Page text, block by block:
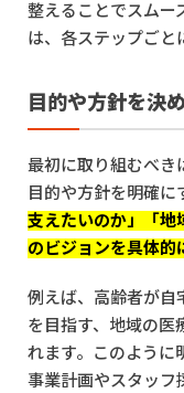
整えることでスムー
は、各ステップごと
目的や方針を決
最初に取り組むべき
目的や方針を明確に
支えたいのか」「地
のビジョンを具体的
例えば、高齢者が自
を目指す、地域の医
れます。このように
事業計画やスタッフ